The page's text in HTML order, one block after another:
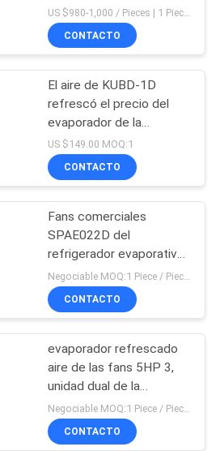
del evaporador de tipo
europeo de la serie del
SP del evaporador
CONTACTO
El aire de KUBD-1D
refrescó el precio del
evaporador de la
refrigeración del
evaporador para el
gabinete de exhibición
US $149.00 MOQ:1
CONTACTO
Fans comerciales
SPAE022D del
refrigerador evaporativo
dos de la eficacia alta de
Warehouse con el
calentador
Negociable MOQ:1 Piece / Pieces
CONTACTO
evaporador refrescado
aire de las fans 5HP 3,
unidad dual de la
descarga del
refrigerador evaporativo
de la eficacia alta
CONTACTO